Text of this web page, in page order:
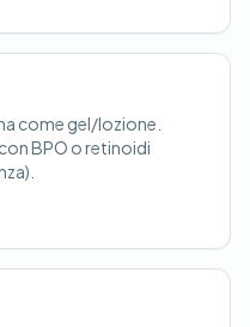
come gel/lozione.
BPO o retinoidi